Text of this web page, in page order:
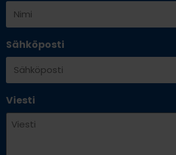
Sähköposti
Viesti